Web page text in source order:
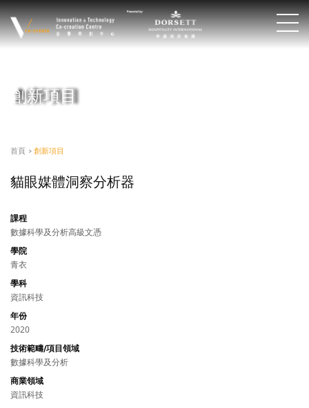
創新項目
首頁 > 創新項目
貓眼媒體洞察分析器
課程
數據科學及分析高級文憑
學院
青衣
學科
資訊科技
年份
2020
技術範疇/項目領域
數據科學及分析
商業領域
資訊科技